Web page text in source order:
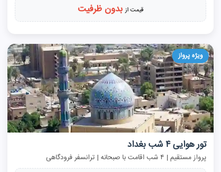
قیمت از بدون ظرفیت
ویژه پرواز
تور هوایی ۴ شب بغداد
پرواز مستقیم | ۴ شب اقامت با صبحانه | ترانسفر فرودگاهی